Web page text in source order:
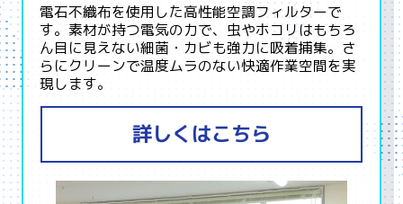
電石不織布を使用した高性能空調フィルターで
す。素材が持つ電気の力で、虫やホコリはもちろ
ん目に見えない細菌・カビも強力に吸着捕集。さ
らにクリーンで温度ムラのない快適作業空間を実
現します。
詳しくはこちら